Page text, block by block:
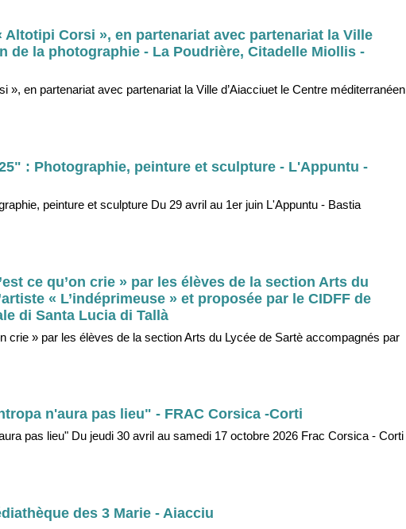
Corsi », en partenariat avec partenariat la Ville
de la photographie - La Poudrière, Citadelle Miollis -
», en partenariat avec partenariat la Ville d’Aiacciuet le Centre méditerranéen
: Photographie, peinture et sculpture - L'Appuntu -
peinture et sculpture Du 29 avril au 1er juin L'Appuntu - Bastia
ce qu’on crie » par les élèves de la section Arts du
« L’indéprimeuse » et proposée par le CIDFF de
di Santa Lucia di Tallà
crie » par les élèves de la section Arts du Lycée de Sartè accompagnés par
n'aura pas lieu" - FRAC Corsica -Corti
pas lieu" Du jeudi 30 avril au samedi 17 octobre 2026 Frac Corsica - Corti
des 3 Marie - Aiacciu